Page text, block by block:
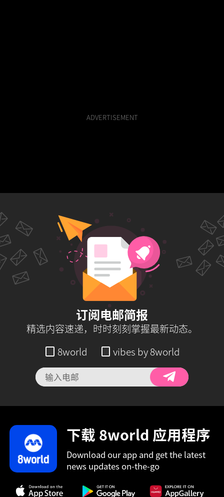
ADVERTISEMENT
订阅电邮简报
精选内容速递，时时刻刻掌握最新动态。
8world
vibes by 8world
下载 8world 应用程序
Download our app and get the latest
news updates on-the-go